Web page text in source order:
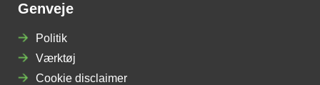
Genveje
Politik
Værktøj
Cookie disclaimer